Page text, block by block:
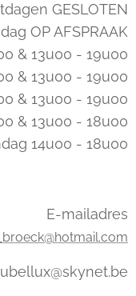
GESLOTEN
OP AFSPRAAK
& 13u00 - 19u00
& 13u00 - 19u00
& 13u00 - 19u00
& 13u00 - 18u00
14u00 - 18u00
E-mailadres